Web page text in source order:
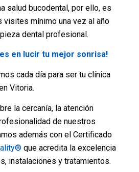
salud bucodental, por ello, es
visites mínimo una vez al año
dental profesional.
en lucir tu mejor sonrisa!
cada día para ser tu clínica
Vitoria.
la cercanía, la atención
de nuestros
además con el Certificado
que acredita la excelencia
instalaciones y tratamientos.